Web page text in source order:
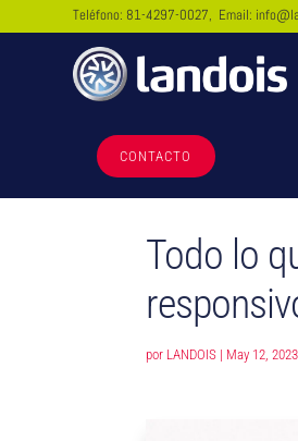
Teléfono: 81-4297-0027, Email:
CONTACTO
Todo lo
por LANDOIS | May 12, 2023